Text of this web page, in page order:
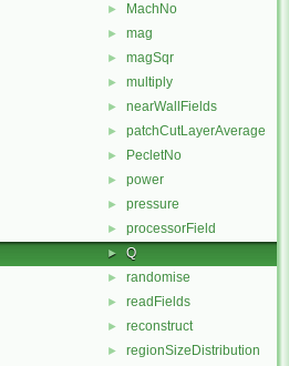
► MachNo
► mag
► magSqr
► multiply
► nearWallFields
► patchCutLayerAverage
► PecletNo
► power
► pressure
► processorField
► Q
► randomise
► readFields
► reconstruct
► regionSizeDistribution